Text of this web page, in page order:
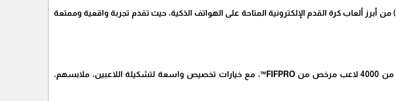
تُعد لعبة "دريم ليج سوكر 2025" (Dream League Soccer 2025) من أبرز ألعاب كرة القدم الإلكترونية المتاحة على الهواتف الذكية، حيث تقدم تجربة واقعية وممتعة
تشكيل وتخصيص الفريق: يمكنك بناء فريقك المثالي من أكثر من 4000 لاعب مرخص من FIFPRO™، مع خيارات تخصيص واسعة لتشكيلة اللاعبين، ملابسهم،